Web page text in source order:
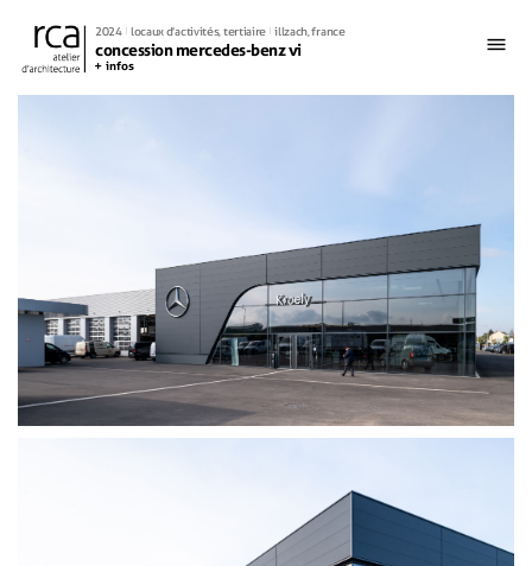
2024 locaux d'activités, tertiaire illzach, france
concession mercedes-benz vi
infos